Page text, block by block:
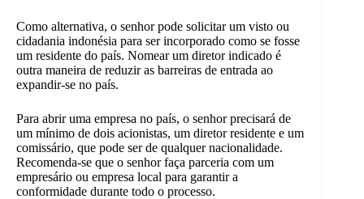
Como alternativa, o senhor pode solicitar um visto ou
cidadania indonésia para ser incorporado como se fosse
um residente do país. Nomear um diretor indicado é
outra maneira de reduzir as barreiras de entrada ao
expandir-se no país.
Para abrir uma empresa no país, o senhor precisará de
um mínimo de dois acionistas, um diretor residente e um
comissário, que pode ser de qualquer nacionalidade.
Recomenda-se que o senhor faça parceria com um
empresário ou empresa local para garantir a
conformidade durante todo o processo.